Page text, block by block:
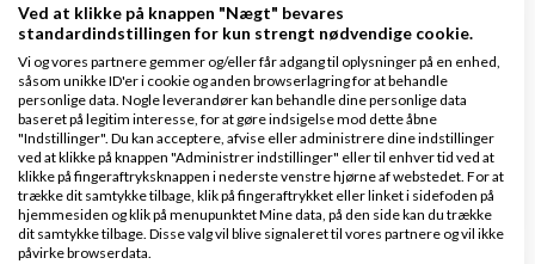
Digital ADR-assistent - Som AI SaaS-produkt
Nyeste indlægafModeXL ,den 02-08-2026 kl.
01:18
1 svar
Ved at klikke på knappen "Nægt" bevares
standardindstillingen for kun strengt nødvendige cookie.
Vi og vores partnere gemmer og/eller får adgang til oplysninger på en enhed,
såsom unikke ID'er i cookie og anden browserlagring for at behandle
personlige data. Nogle leverandører kan behandle dine personlige data
baseret på legitim interesse, for at gøre indsigelse mod dette åbne
"Indstillinger". Du kan acceptere, afvise eller administrere dine indstillinger
ved at klikke på knappen "Administrer indstillinger" eller til enhver tid ved at
klikke på fingeraftryksknappen i nederste venstre hjørne af webstedet. For at
trække dit samtykke tilbage, klik på fingeraftrykket eller linket i sidefoden på
hjemmesiden og klik på menupunktet Mine data, på den side kan du trække
dit samtykke tilbage. Disse valg vil blive signaleret til vores partnere og vil ikke
påvirke browserdata.